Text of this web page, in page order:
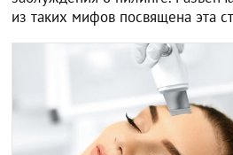
из таких мифов посвящена эта